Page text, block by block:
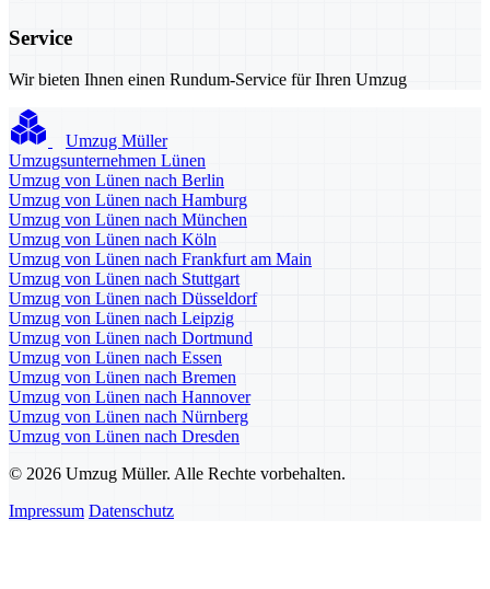
Service
Wir bieten Ihnen einen Rundum-Service für Ihren Umzug
Umzug Müller
Umzugsunternehmen Lünen
Umzug von Lünen nach Berlin
Umzug von Lünen nach Hamburg
Umzug von Lünen nach München
Umzug von Lünen nach Köln
Umzug von Lünen nach Frankfurt am Main
Umzug von Lünen nach Stuttgart
Umzug von Lünen nach Düsseldorf
Umzug von Lünen nach Leipzig
Umzug von Lünen nach Dortmund
Umzug von Lünen nach Essen
Umzug von Lünen nach Bremen
Umzug von Lünen nach Hannover
Umzug von Lünen nach Nürnberg
Umzug von Lünen nach Dresden
© 2026 Umzug Müller. Alle Rechte vorbehalten.
Impressum Datenschutz